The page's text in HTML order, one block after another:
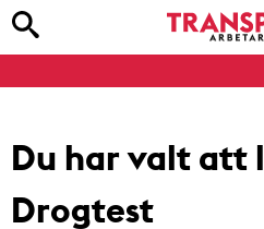
Du har valt att
Drogtest